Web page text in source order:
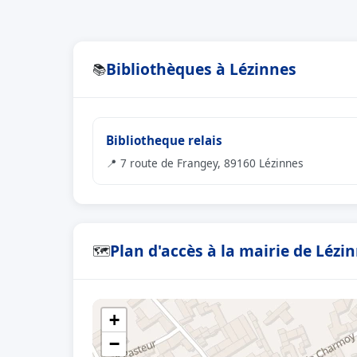
📚Bibliothèques à Lézinnes
Bibliotheque relais
📍 7 route de Frangey, 89160 Lézinnes
🗺Plan d'accès à la mairie de
+
−